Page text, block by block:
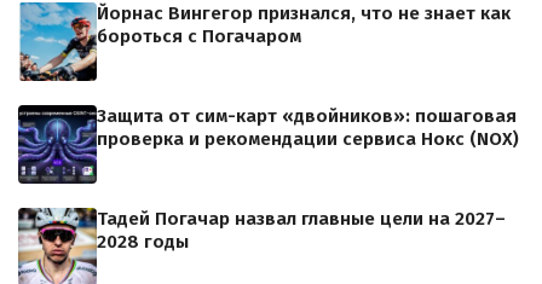
Йорнас Вингегор признался, что не знает как
бороться с Погачаром
Защита от сим-карт «двойников»: пошаговая
проверка и рекомендации сервиса Нокс (NOX)
Тадей Погачар назвал главные цели на 2027–
2028 годы